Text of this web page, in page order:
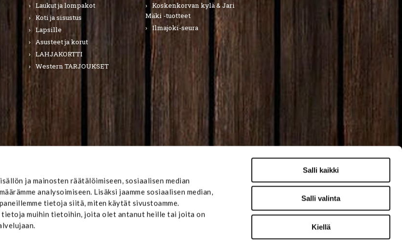
ja mainosten räätälöimiseen, sosiaalisen median
analysoimiseen. Lisäksi jaamme sosiaalisen median,
tietoja siitä, miten käytät sivustoamme.
tietoja muihin tietoihin, joita olet antanut heille tai joita on
Salli kaikki
Salli valinta
Kiellä
Laukut ja lompakot
Koti ja sisustus
Lapsille
Asusteet ja korut
LAHJAKORTTI
Western TARJOUKSET
Koskenkorvan kylä & Jari
Mäki -tuotteet
Ilmajoki-seura